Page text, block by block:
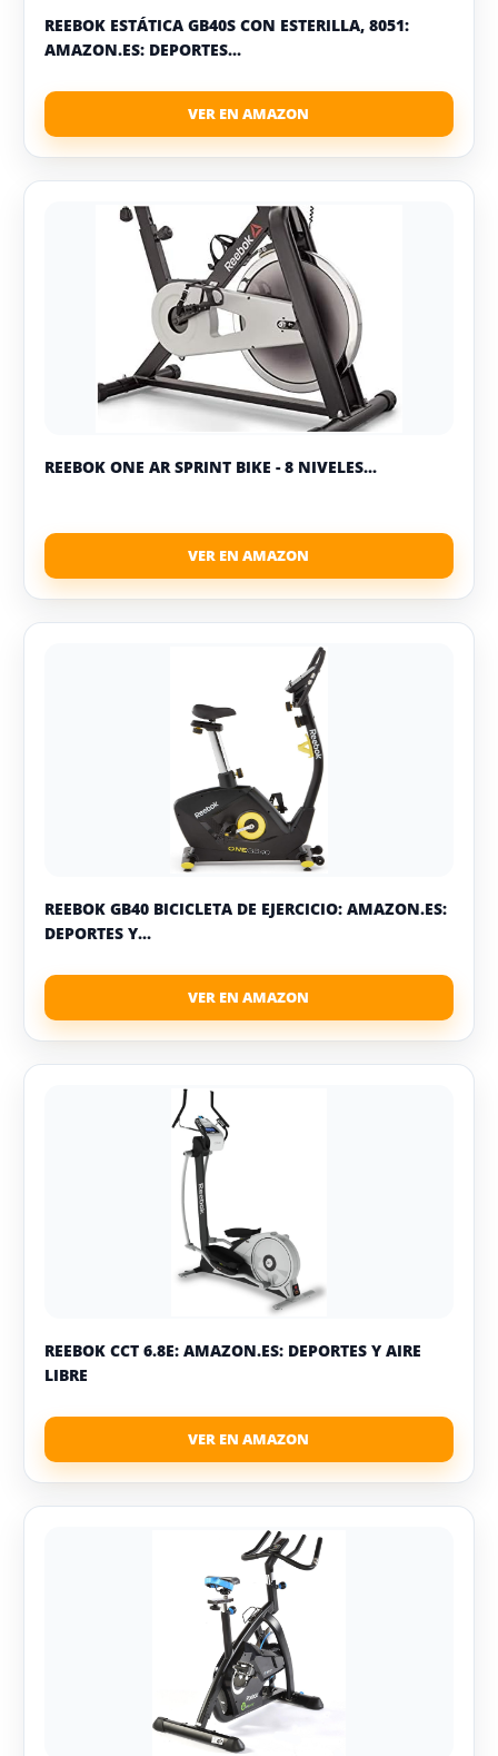
REEBOK ESTÁTICA GB40S CON ESTERILLA, 8051:
AMAZON.ES: DEPORTES...
REEBOK ONE AR SPRINT BIKE - 8 NIVELES...
REEBOK GB40 BICICLETA DE EJERCICIO: AMAZON.ES:
DEPORTES Y...
REEBOK CCT 6.8E: AMAZON.ES: DEPORTES Y AIRE
LIBRE